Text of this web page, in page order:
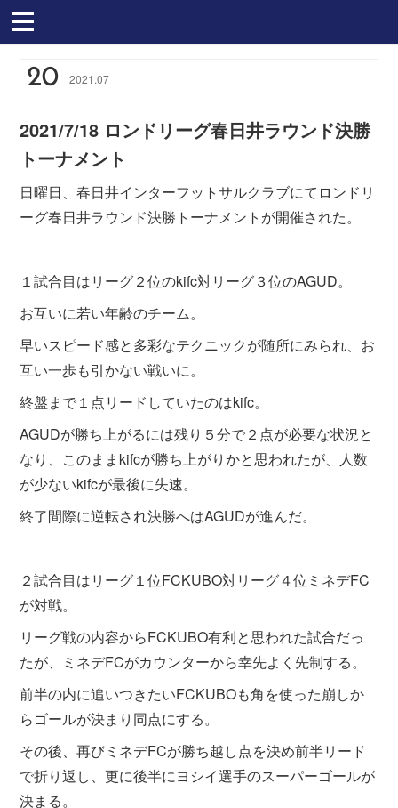
20 2021 .07
2021/7/18 ロンドリーグ春日井ラウンド決勝
トーナメント
日曜日、春日井インターフットサルクラブにてロンドリ
ーグ春日井ラウンド決勝トーナメントが開催された。
１試合目はリーグ２位のkifc対リーグ３位のAGUD。
お互いに若い年齢のチーム。
早いスピード感と多彩なテクニックが随所にみられ、お
互い一歩も引かない戦いに。
終盤まで１点リードしていたのはkifc。
AGUDが勝ち上がるには残り５分で２点が必要な状況と
なり、このままkifcが勝ち上がりかと思われたが、人数
が少ないkifcが最後に失速。
終了間際に逆転され決勝へはAGUDが進んだ。
２試合目はリーグ１位FCKUBO対リーグ４位ミネデFC
が対戦。
リーグ戦の内容からFCKUBO有利と思われた試合だっ
たが、ミネデFCがカウンターから幸先よく先制する。
前半の内に追いつきたいFCKUBOも角を使った崩しか
らゴールが決まり同点にする。
その後、再びミネデFCが勝ち越し点を決め前半リード
で折り返し、更に後半にヨシイ選手のスーパーゴールが
決まる。